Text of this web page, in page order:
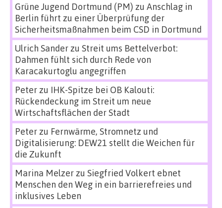
Grüne Jugend Dortmund (PM) zu Anschlag in
Berlin führt zu einer Überprüfung der
Sicherheitsmaßnahmen beim CSD in Dortmund
Ulrich Sanderzu Streit ums Bettelverbot:
Dahmen fühlt sich durch Rede von
Karacakurtoglu angegriffen
Peterzu IHK-Spitze bei OB Kalouti:
Rückendeckung im Streit um neue
Wirtschaftsflächen der Stadt
Peterzu Fernwärme, Stromnetz und
Digitalisierung: DEW21 stellt die Weichen für
die Zukunft
Marina Melzerzu Siegfried Volkert ebnet
Menschen den Weg in ein barrierefreies und
inklusives Leben